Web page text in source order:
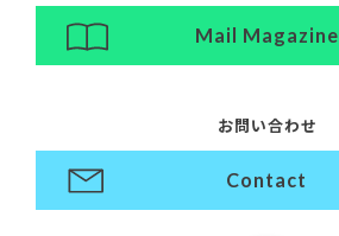
Mail Magazine
お問い合わせ
Contact